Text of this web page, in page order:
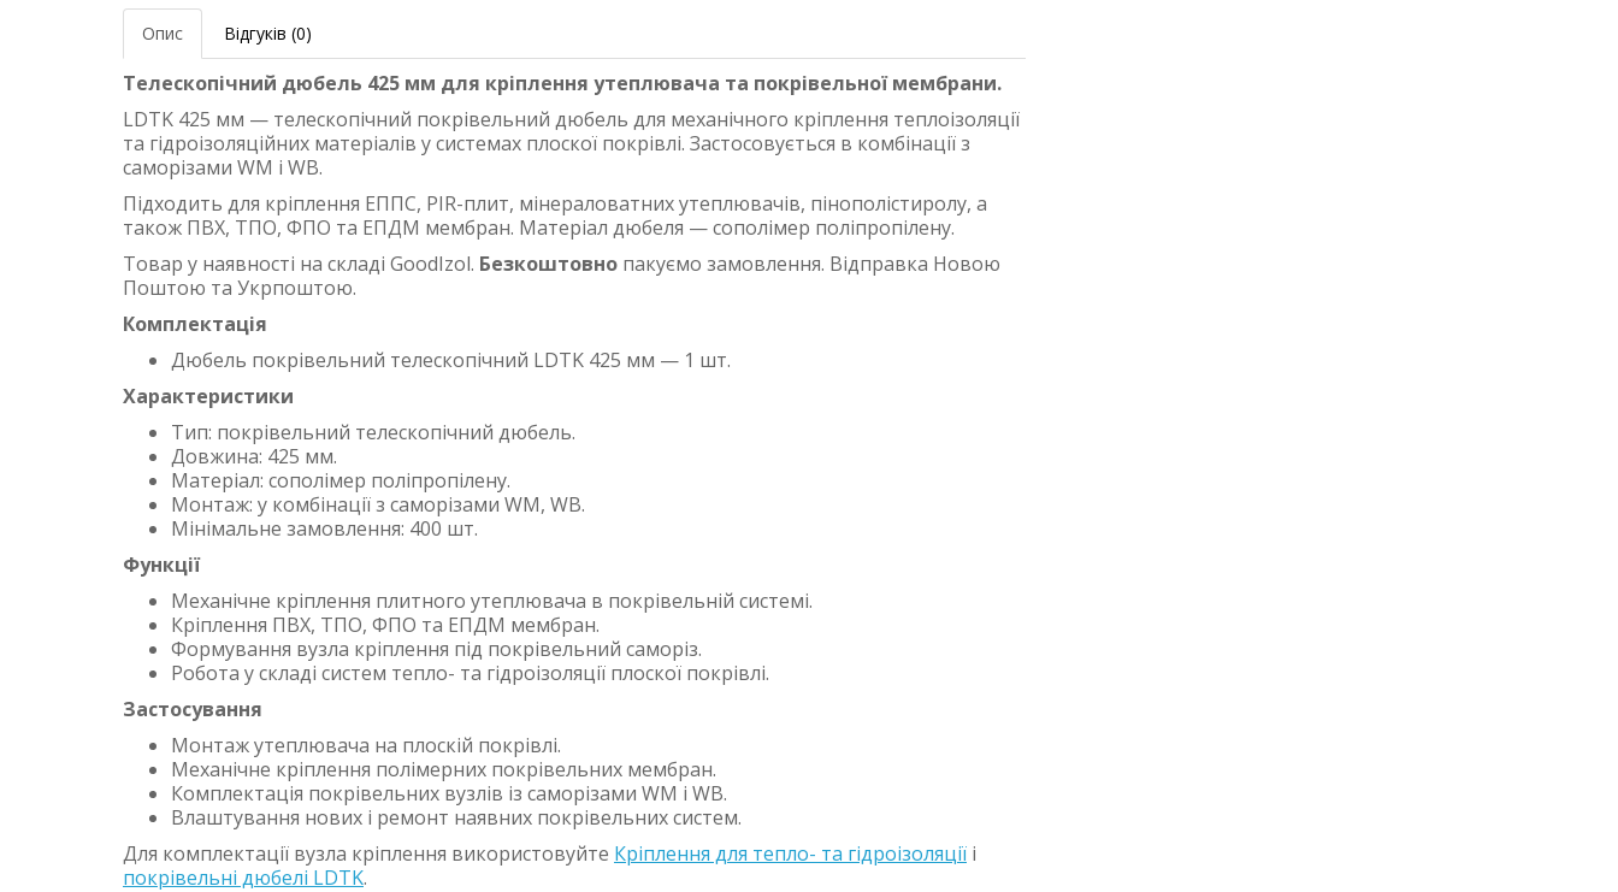
Опис Відгуків (0)
Телескопічний дюбель 425 мм для кріплення утеплювача та покрівельної мембрани.
LDTK 425 мм — телескопічний покрівельний дюбель для механічного кріплення теплоізоляції
та гідроізоляційних матеріалів у системах плоскої покрівлі. Застосовується в комбінації з
саморізами WM і WB.
Підходить для кріплення ЕППС, PIR-плит, мінераловатних утеплювачів, пінополістиролу, а
також ПВХ, ТПО, ФПО та ЕПДМ мембран. Матеріал дюбеля — сополімер поліпропілену.
Товар у наявності на складі GoodIzol. Безкоштовно пакуємо замовлення. Відправка Новою
Поштою та Укрпоштою.
Комплектація
Дюбель покрівельний телескопічний LDTK 425 мм — 1 шт.
Характеристики
Тип: покрівельний телескопічний дюбель.
Довжина: 425 мм.
Матеріал: сополімер поліпропілену.
Монтаж: у комбінації з саморізами WM, WB.
Мінімальне замовлення: 400 шт.
Функції
Механічне кріплення плитного утеплювача в покрівельній системі.
Кріплення ПВХ, ТПО, ФПО та ЕПДМ мембран.
Формування вузла кріплення під покрівельний саморіз.
Робота у складі систем тепло- та гідроізоляції плоскої покрівлі.
Застосування
Монтаж утеплювача на плоскій покрівлі.
Механічне кріплення полімерних покрівельних мембран.
Комплектація покрівельних вузлів із саморізами WM і WB.
Влаштування нових і ремонт наявних покрівельних систем.
Для комплектації вузла кріплення використовуйте Кріплення для тепло- та гідроізоляції і
покрівельні дюбелі LDTK.